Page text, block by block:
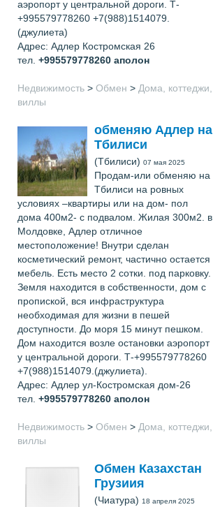
аэропорт у центральной дороги. Т-
+995579778260 +7(988)1514079.
(джулиета)
Адрес: Адлер Костромская 26
тел. +995579778260 аполон
Недвижимость > Обмен > Дома, коттеджи,
виллы
обменяю Адлер на
Тбилиси
(Тбилиси) 07 мая 2025
Продам-или обменяю на
Тбилиси на ровных
условиях –квартиры или на дом- пол
дома 400м2- с подвалом. Жилая 300м2. в
Молдовке, Адлер отличное
местоположение! Внутри сделан
косметический ремонт, частично остается
мебель. Есть место 2 сотки. под парковку.
Земля находится в собственности, дом с
пропиской, вся инфраструктура
необходимая для жизни в пешей
доступности. До моря 15 минут пешком.
Дом находится возле остановки аэропорт
у центральной дороги. Т-+995579778260
+7(988)1514079.(джулиета).
Адрес: Адлер ул-Костромская дом-26
тел. +995579778260 аполон
Недвижимость > Обмен > Дома, коттеджи,
виллы
Обмен Казахстан
Грузиия
(Чиатура) 18 апреля 2025